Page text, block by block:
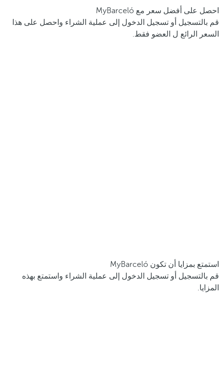
احصل على أفضل سعر مع MyBarceló
قم بالتسجيل أو تسجيل الدخول إلى عملية الشراء واحصل على هذا
السعر الرائع ل العضو فقط.
استمتع بمزايا أن تكون MyBarceló
قم بالتسجيل أو تسجيل الدخول إلى عملية الشراء واستمتع بهذه
المزايا.